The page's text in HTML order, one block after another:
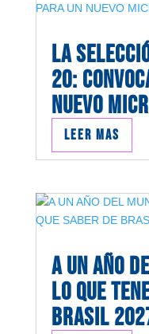
LA
20:
NUEVO
Leer mas
A UN AÑO
LO QUE
BRASIL